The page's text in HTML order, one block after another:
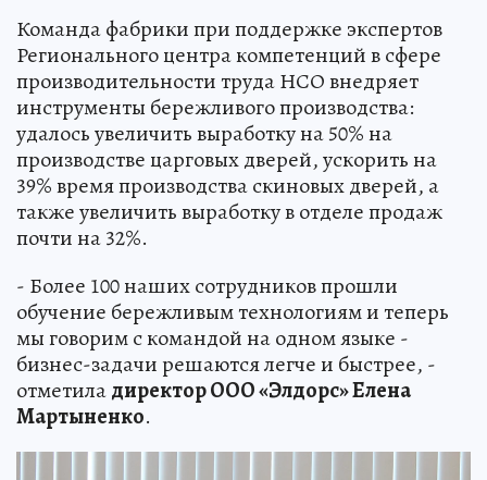
Команда фабрики при поддержке экспертов
Регионального центра компетенций в сфере
производительности труда НСО внедряет
инструменты бережливого производства:
удалось увеличить выработку на 50% на
производстве царговых дверей, ускорить на
39% время производства скиновых дверей, а
также увеличить выработку в отделе продаж
почти на 32%.
- Более 100 наших сотрудников прошли
обучение бережливым технологиям и теперь
мы говорим с командой на одном языке -
бизнес-задачи решаются легче и быстрее, -
отметиладиректор ООО «Элдорс» Елена
Мартыненко.